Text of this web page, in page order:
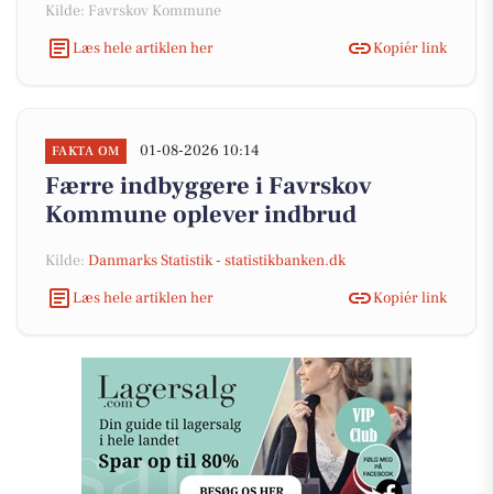
Kilde: Favrskov Kommune
Læs hele artiklen her
Kopiér link
FAKTA OM 01-08-2026 10:14
Færre indbyggere i Favrskov
Kommune oplever indbrud
Kilde: Danmarks Statistik - statistikbanken.dk
Læs hele artiklen her
Kopiér link